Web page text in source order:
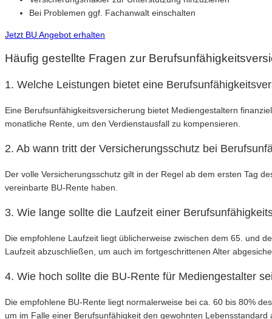
Bei Problemen ggf. Fachanwalt einschalten
Jetzt BU Angebot erhalten
Häufig gestellte Fragen zur
1. Welche Leistungen bietet eine
Eine Berufsunfähigkeitsversicherung bietet Mediengestaltern
monatliche Rente, um den Verdienstausfall zu kompensieren.
2. Ab wann tritt der Versicherungsschutz bei
Der volle Versicherungsschutz gilt in der Regel ab dem ersten Tag
vereinbarte BU-Rente haben.
3. Wie lange sollte die Laufzeit einer
Die empfohlene Laufzeit liegt üblicherweise zwischen dem 65. und
Laufzeit abzuschließen, um auch im fortgeschrittenen Alter
4. Wie hoch sollte die BU-Rente für Mediengestalter
Die empfohlene BU-Rente liegt normalerweise bei ca. 60 bis 80%
um im Falle einer Berufsunfähigkeit den gewohnten